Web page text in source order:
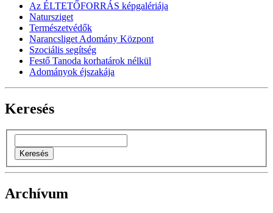
Az ÉLTETŐFORRÁS képgalériája
Natursziget
Természetvédők
Narancsliget Adomány Központ
Szociális segítség
Festő Tanoda korhatárok nélkül
Adományok éjszakája
Keresés
Archívum